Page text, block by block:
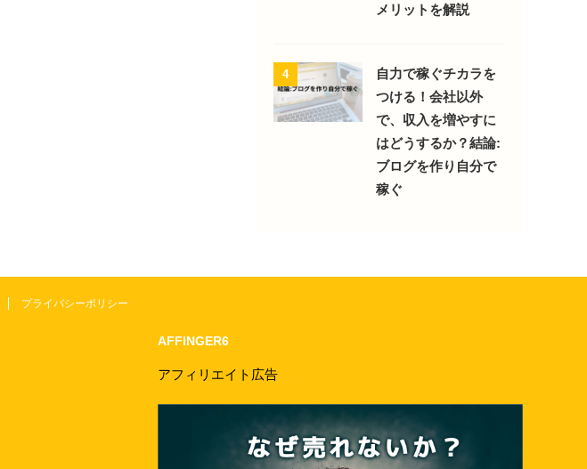
メリットを解説
4
自力で稼ぐチカラを
つける！会社以外
で、収入を増やすに
はどうするか？結論:
ブログを作り自分で
稼ぐ
プライバシーポリシー
AFFINGER6
アフィリエイト広告